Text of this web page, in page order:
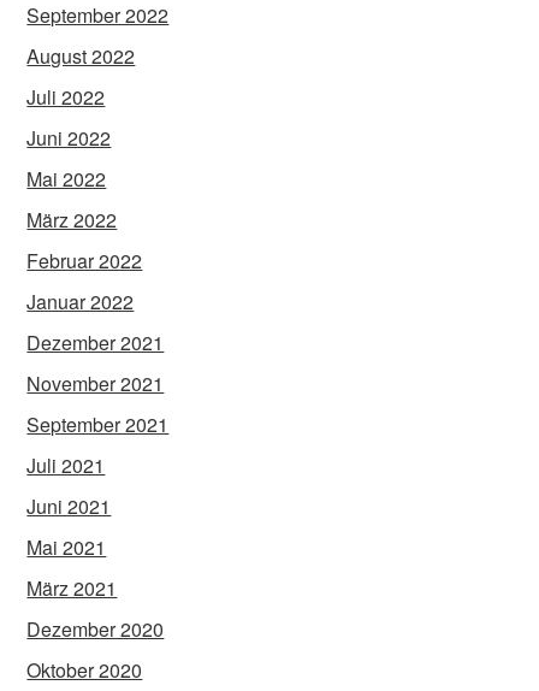
September 2022
August 2022
Juli 2022
Juni 2022
Mai 2022
März 2022
Februar 2022
Januar 2022
Dezember 2021
November 2021
September 2021
Juli 2021
Juni 2021
Mai 2021
März 2021
Dezember 2020
Oktober 2020